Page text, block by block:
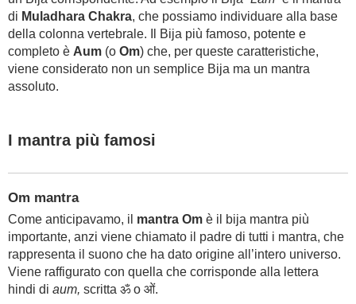
di Muladhara Chakra, che possiamo individuare alla base
della colonna vertebrale. Il Bija più famoso, potente e
completo è Aum (o Om) che, per queste caratteristiche,
viene considerato non un semplice Bija ma un mantra
assoluto.
I mantra più famosi
Om mantra
Come anticipavamo, il mantra Om è il bija mantra più
importante, anzi viene chiamato il padre di tutti i mantra, che
rappresenta il suono che ha dato origine all’intero universo.
Viene raffigurato con quella che corrisponde alla lettera
hindi di aum, scritta ॐ o ओं.